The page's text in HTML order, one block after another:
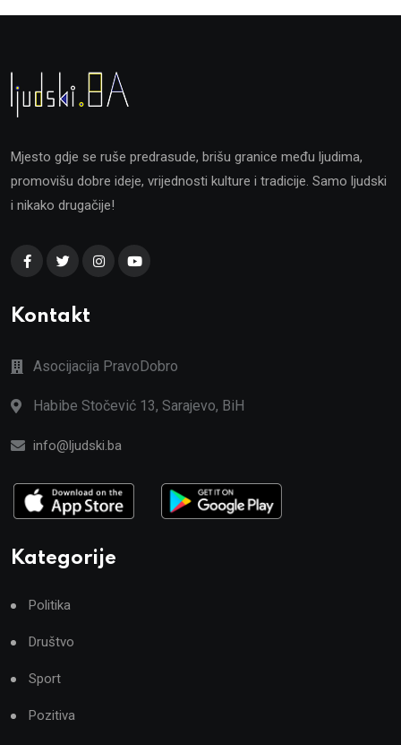
Mjesto gdje se ruše predrasude, brišu granice među ljudima,
promovišu dobre ideje, vrijednosti kulture i tradicije. Samo ljudski
i nikako drugačije!
Kontakt
Asocijacija PravoDobro
Habibe Stočević 13, Sarajevo, BiH
info@ljudski.ba
Kategorije
Politika
Društvo
Sport
Pozitiva